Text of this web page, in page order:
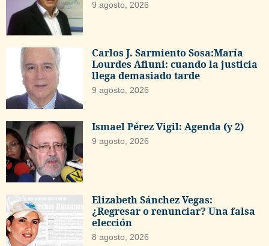
9 agosto, 2026
Carlos J. Sarmiento Sosa:María
Lourdes Afiuni: cuando la justicia
llega demasiado tarde
9 agosto, 2026
Ismael Pérez Vigil: Agenda (y 2)
9 agosto, 2026
Elizabeth Sánchez Vegas:
¿Regresar o renunciar? Una falsa
elección
8 agosto, 2026